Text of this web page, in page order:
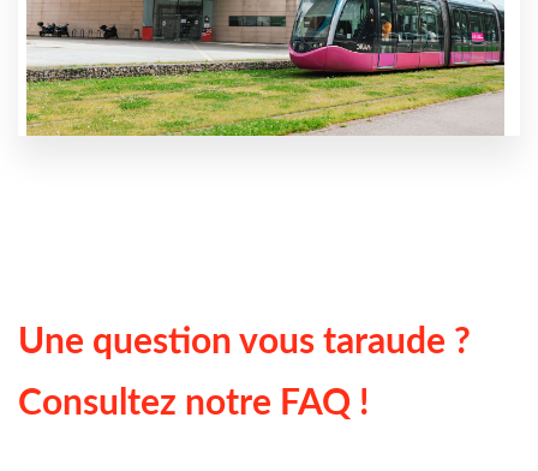
Une question vous taraude ?
Consultez notre FAQ !